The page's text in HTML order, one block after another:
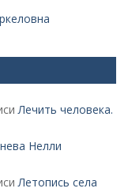
Лечить человека.
Нелли
Летопись села